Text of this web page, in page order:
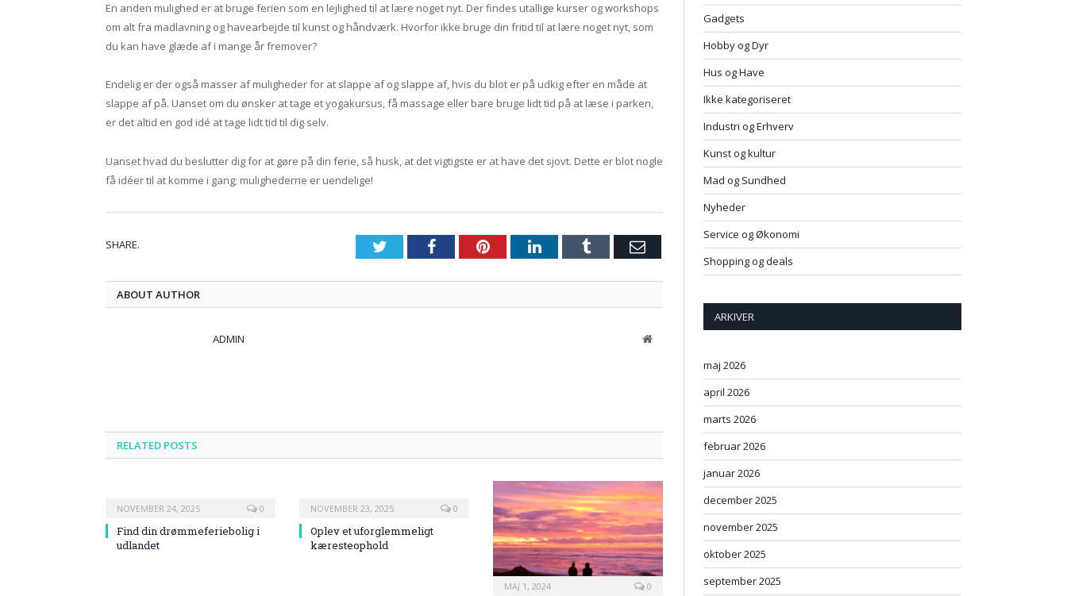
En anden mulighed er at bruge ferien som en lejlighed til at lære noget nyt. Der findes utallige kurser og workshops
om alt fra madlavning og havearbejde til kunst og håndværk. Hvorfor ikke bruge din fritid til at lære noget nyt, som
du kan have glæde af i mange år fremover?
Endelig er der også masser af muligheder for at slappe af og slappe af, hvis du blot er på udkig efter en måde at
slappe af på. Uanset om du ønsker at tage et yogakursus, få massage eller bare bruge lidt tid på at læse i parken,
er det altid en god idé at tage lidt tid til dig selv.
Uanset hvad du beslutter dig for at gøre på din ferie, så husk, at det vigtigste er at have det sjovt. Dette er blot nogle
få idéer til at komme i gang; mulighederne er uendelige!
SHARE. TwitterFacebookPinterestLinkedInTumblr Email
ABOUT AUTHOR
ADMIN Website
RELATED POSTS
NOVEMBER 24, 2025 0
Find din drømmeferiebolig i
udlandet
NOVEMBER 23, 2025 0
Oplev et uforglemmeligt
kæresteophold
MAJ 1, 2024 0
Gadgets
Hobby og Dyr
Hus og Have
Ikke kategoriseret
Industri og Erhverv
Kunst og kultur
Mad og Sundhed
Nyheder
Service og Økonomi
Shopping og deals
ARKIVER
maj 2026
april 2026
marts 2026
februar 2026
januar 2026
december 2025
november 2025
oktober 2025
september 2025